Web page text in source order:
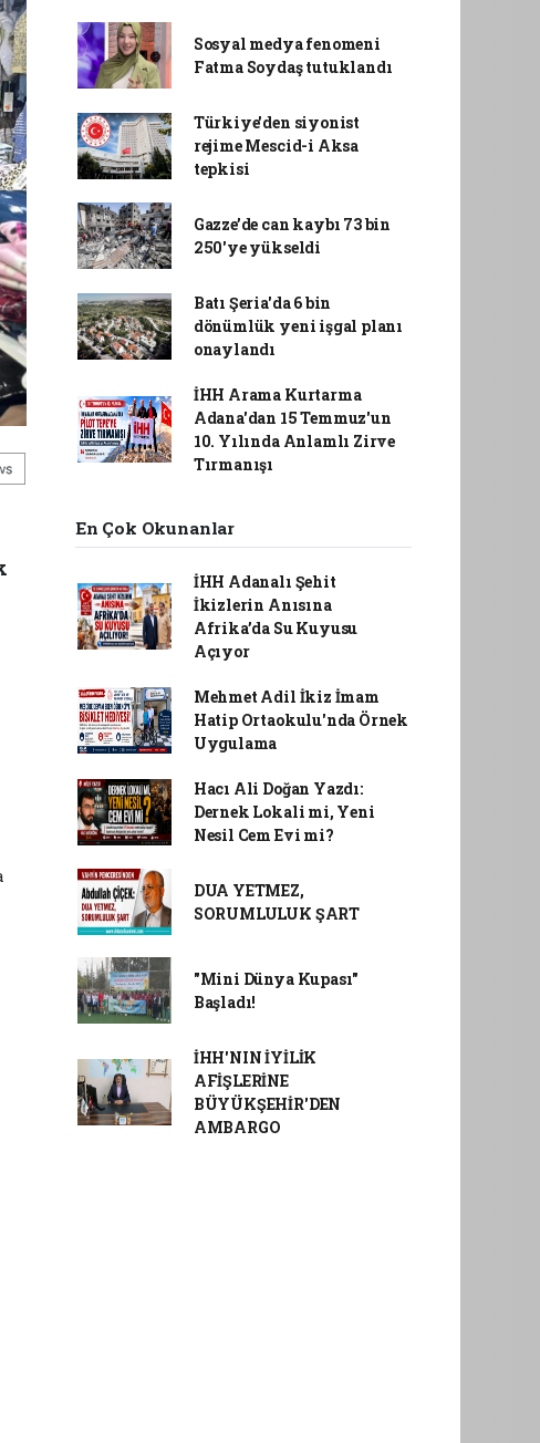
Sosyal medya fenomeni
Fatma Soydaş tutuklandı
Türkiye'den siyonist
rejime Mescid-i Aksa
tepkisi
Gazze’de can kaybı 73 bin
250'ye yükseldi
Batı Şeria'da 6 bin
dönümlük yeni işgal planı
onaylandı
İHH Arama Kurtarma
Adana'dan 15 Temmuz'un
10. Yılında Anlamlı Zirve
Tırmanışı
En Çok Okunanlar
İHH Adanalı Şehit
İkizlerin Anısına
Afrika’da Su Kuyusu
Açıyor
Mehmet Adil İkiz İmam
Hatip Ortaokulu'nda Örnek
Uygulama
Hacı Ali Doğan Yazdı:
Dernek Lokali mi, Yeni
Nesil Cem Evi mi?
DUA YETMEZ,
SORUMLULUK ŞART
"Mini Dünya Kupası"
Başladı!
İHH'NIN İYİLİK
AFİŞLERİNE
BÜYÜKŞEHİR'DEN
AMBARGO